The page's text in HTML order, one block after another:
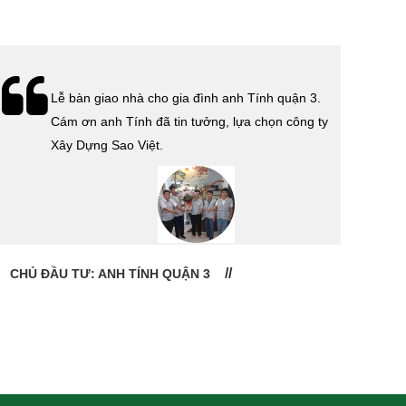
Lễ bàn giao nhà cho gia đình anh Tính quận 3.
Cám ơn anh Tính đã tin tưởng, lựa chọn công ty
Xây Dựng Sao Việt.
CHỦ ĐẦU TƯ: ANH TÍNH QUẬN 3